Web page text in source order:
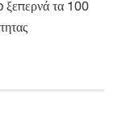
τα 100